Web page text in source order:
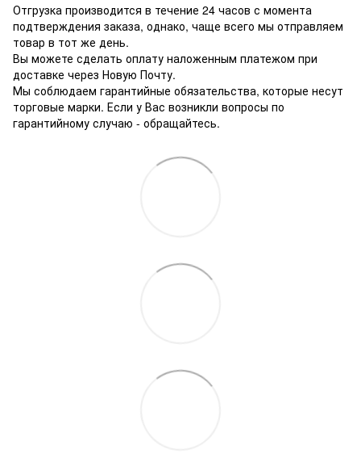
Отгрузка производится в течение 24 часов с момента
подтверждения заказа, однако, чаще всего мы отправляем
товар в тот же день.
Вы можете сделать оплату наложенным платежом при
доставке через Новую Почту.
Мы соблюдаем гарантийные обязательства, которые несут
торговые марки. Если у Вас возникли вопросы по
гарантийному случаю - обращайтесь.